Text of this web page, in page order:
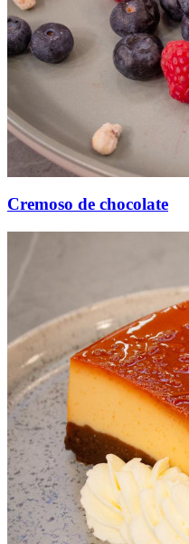
Cremoso de chocolate